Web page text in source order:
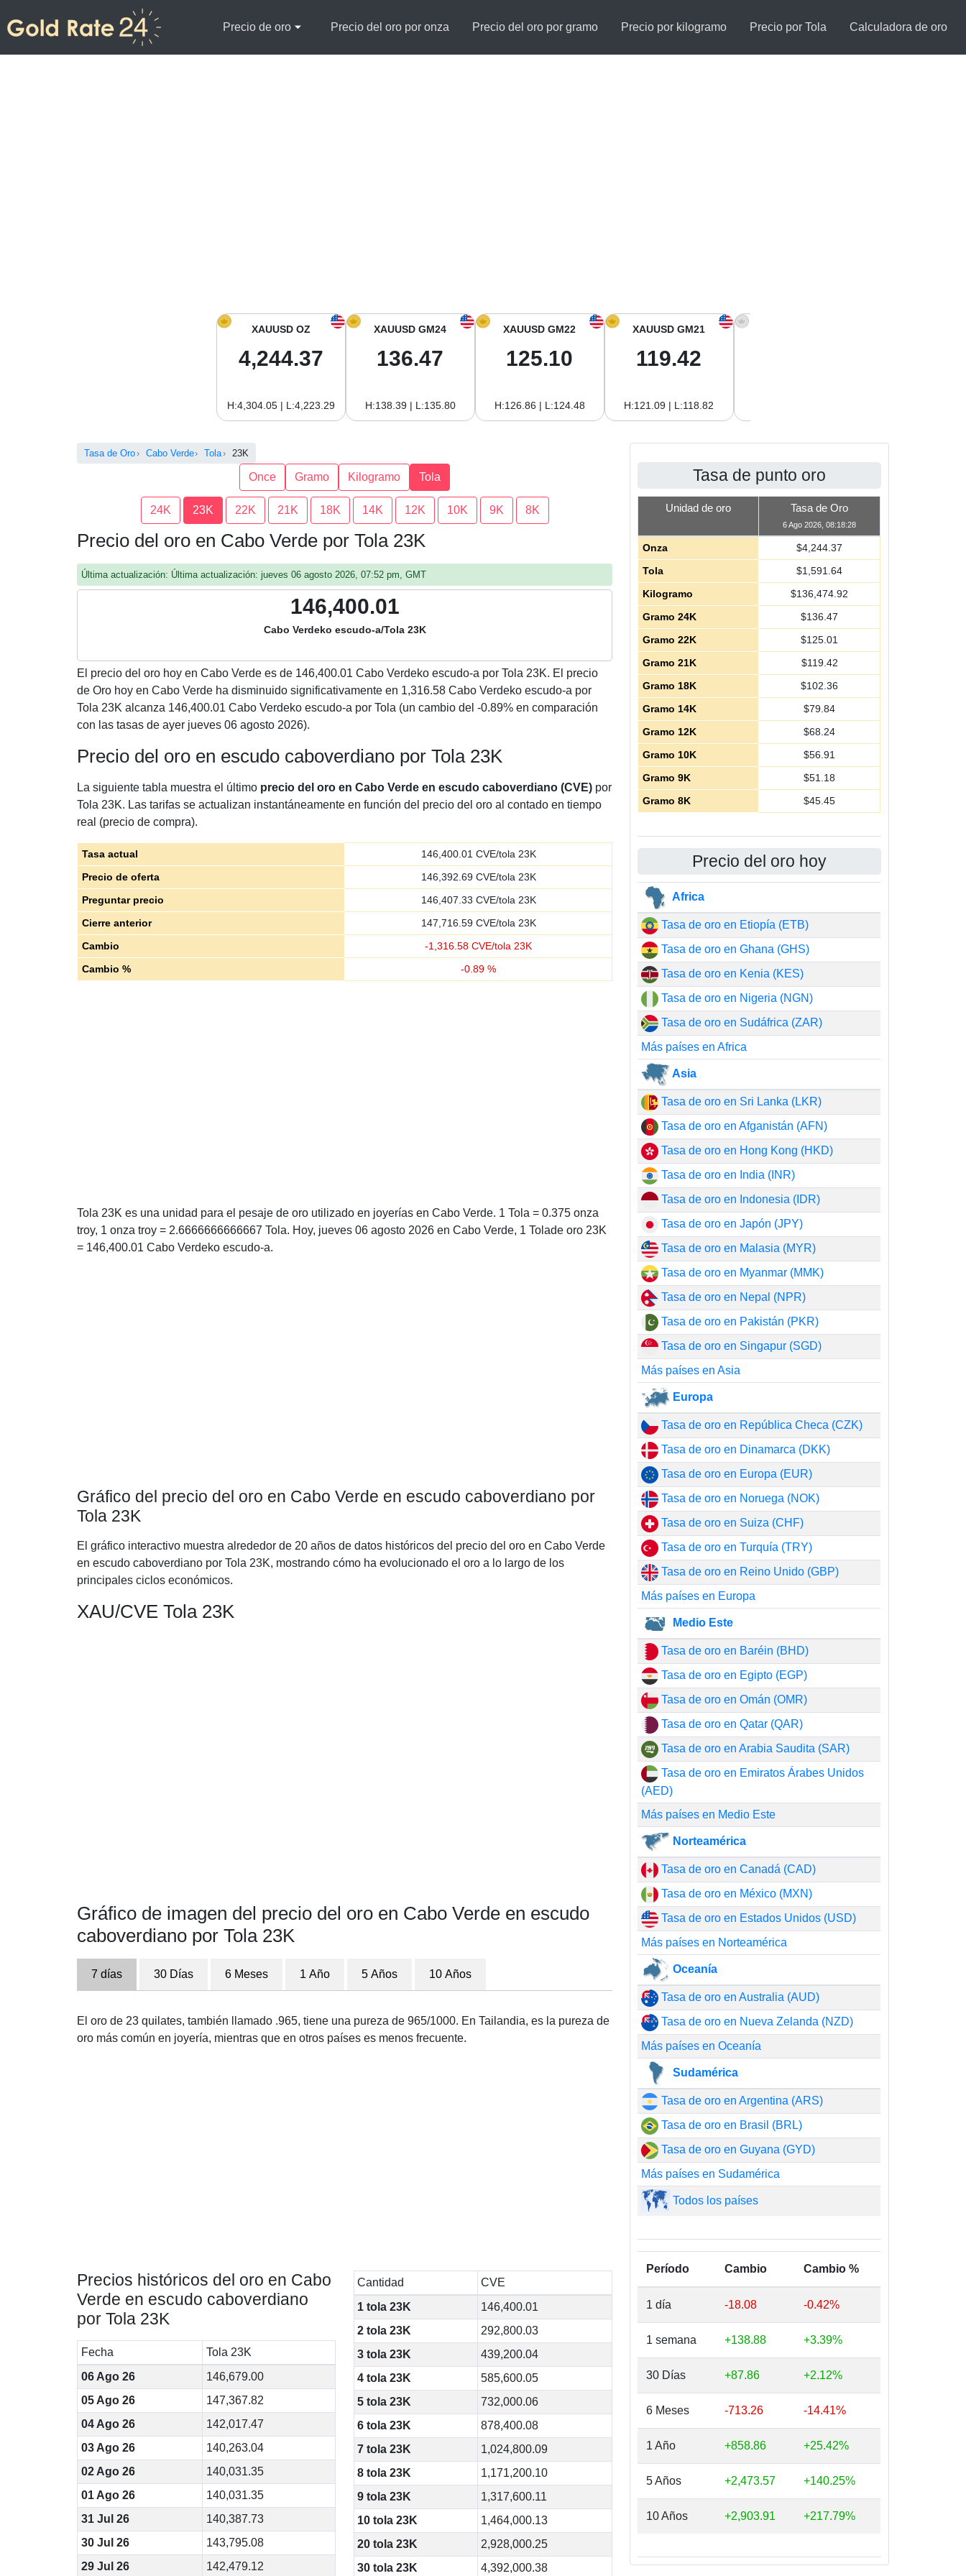
Precio de oro Precio del oro por onza Precio del oro por gramo Precio por kilogramo Precio por Tola Calculadora de oro
XAUUSD OZ
4,244.37
H:4,304.05 | L:4,223.29
XAUUSD GM24
136.47
H:138.39 | L:135.80
XAUUSD GM22
125.10
H:126.86 | L:124.48
XAUUSD GM21
119.42
H:121.09 | L:118.82
Tasa de Oro Cabo Verde Tola 23K
Once Gramo Kilogramo Tola
24K 23K 22K 21K 18K 14K 12K 10K 9K 8K
Precio del oro en Cabo Verde por Tola 23K
Última actualización: Última actualización: jueves 06 agosto 2026, 07:52 pm, GMT
146,400.01
Cabo Verdeko escudo-a/Tola 23K
El precio del oro hoy en Cabo Verde es de 146,400.01 Cabo Verdeko escudo-a por Tola 23K. El precio
de Oro hoy en Cabo Verde ha disminuido significativamente en 1,316.58 Cabo Verdeko escudo-a por
Tola 23K alcanza 146,400.01 Cabo Verdeko escudo-a por Tola (un cambio del -0.89% en comparación
con las tasas de ayer jueves 06 agosto 2026).
Precio del oro en escudo caboverdiano por Tola 23K
La siguiente tabla muestra el último precio del oro en Cabo Verde en escudo caboverdiano (CVE) por
Tola 23K. Las tarifas se actualizan instantáneamente en función del precio del oro al contado en tiempo
real (precio de compra).
Tasa actual 146,400.01 CVE/tola 23K
Precio de oferta
146,392.69CVE/tola 23K
Preguntar precio
146,407.33 CVE/tola 23K
Cierre anterior
147,716.59CVE/tola 23K
Cambio
-1,316.58 CVE/tola 23K
Cambio %
-0.89 %
Tola 23K es una unidad para el pesaje de oro utilizado en joyerías en Cabo Verde. 1 Tola = 0.375 onza
troy, 1 onza troy = 2.6666666666667 Tola. Hoy, jueves 06 agosto 2026 en Cabo Verde, 1 Tolade oro 23K
= 146,400.01 Cabo Verdeko escudo-a.
Gráfico del precio del oro en Cabo Verde en escudo caboverdiano por
Tola 23K
El gráfico interactivo muestra alrededor de 20 años de datos históricos del precio del oro en Cabo Verde
en escudo caboverdiano por Tola 23K, mostrando cómo ha evolucionado el oro a lo largo de los
principales ciclos económicos.
XAU/CVE Tola 23K
Gráfico de imagen del precio del oro en Cabo Verde en escudo
caboverdiano por Tola 23K
7 días 30 Días 6 Meses 1 Año 5 Años 10 Años
El oro de 23 quilates, también llamado .965, tiene una pureza de 965/1000. En Tailandia, es la pureza de
oro más común en joyería, mientras que en otros países es menos frecuente.
Precios históricos del oro en Cabo
Verde en escudo caboverdiano
por Tola 23K
Fecha
Tola 23K
06 Ago 26
146,679.00
05 Ago 26
147,367.82
04 Ago 26
142,017.47
03 Ago 26
140,263.04
02 Ago 26
140,031.35
01 Ago 26
140,031.35
31 Jul 26
140,387.73
30 Jul 26
143,795.08
29 Jul 26
142,479.12
Cantidad
CVE
1 tola 23K
146,400.01
2 tola 23K
292,800.03
3 tola 23K
439,200.04
4 tola 23K
585,600.05
5 tola 23K
732,000.06
6 tola 23K
878,400.08
7 tola 23K
1,024,800.09
8 tola 23K
1,171,200.10
9 tola 23K
1,317,600.11
10 tola 23K
1,464,000.13
20 tola 23K
2,928,000.25
30 tola 23K
4,392,000.38
Tasa de punto oro
Unidad de oro Tasa de Oro
6 Ago 2026, 08:18:28
Onza $4,244.37
Tola
$1,591.64
Kilogramo
$136,474.92
Gramo 24K
$136.47
Gramo 22K
$125.01
Gramo 21K
$119.42
Gramo 18K
$102.36
Gramo 14K
$79.84
Gramo 12K
$68.24
Gramo 10K
$56.91
Gramo 9K
$51.18
Gramo 8K
$45.45
Precio del oro hoy
Africa
Tasa de oro en Etiopía (ETB)
Tasa de oro en Ghana (GHS)
Tasa de oro en Kenia (KES)
Tasa de oro en Nigeria (NGN)
Tasa de oro en Sudáfrica (ZAR)
Más países en Africa
Asia
Tasa de oro en Sri Lanka (LKR)
Tasa de oro en Afganistán (AFN)
Tasa de oro en Hong Kong (HKD)
Tasa de oro en India (INR)
Tasa de oro en Indonesia (IDR)
Tasa de oro en Japón (JPY)
Tasa de oro en Malasia (MYR)
Tasa de oro en Myanmar (MMK)
Tasa de oro en Nepal (NPR)
Tasa de oro en Pakistán (PKR)
Tasa de oro en Singapur (SGD)
Más países en Asia
Europa
Tasa de oro en República Checa (CZK)
Tasa de oro en Dinamarca (DKK)
Tasa de oro en Europa (EUR)
Tasa de oro en Noruega (NOK)
Tasa de oro en Suiza (CHF)
Tasa de oro en Turquía (TRY)
Tasa de oro en Reino Unido (GBP)
Más países en Europa
Medio Este
Tasa de oro en Baréin (BHD)
Tasa de oro en Egipto (EGP)
Tasa de oro en Omán (OMR)
Tasa de oro en Qatar (QAR)
Tasa de oro en Arabia Saudita (SAR)
Tasa de oro en Emiratos Árabes Unidos
(AED)
Más países en Medio Este
Norteamérica
Tasa de oro en Canadá (CAD)
Tasa de oro en México (MXN)
Tasa de oro en Estados Unidos (USD)
Más países en Norteamérica
Oceanía
Tasa de oro en Australia (AUD)
Tasa de oro en Nueva Zelanda (NZD)
Más países en Oceanía
Sudamérica
Tasa de oro en Argentina (ARS)
Tasa de oro en Brasil (BRL)
Tasa de oro en Guyana (GYD)
Más países en Sudamérica
Todos los países
Período Cambio Cambio %
1 día -18.08 -0.42%
1 semana +138.88 +3.39%
30 Días +87.86 +2.12%
6 Meses -713.26 -14.41%
1 Año +858.86 +25.42%
5 Años +2,473.57 +140.25%
10 Años +2,903.91 +217.79%